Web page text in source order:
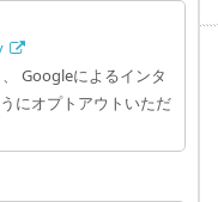
Googleによるインタ
にオプトアウトいただ